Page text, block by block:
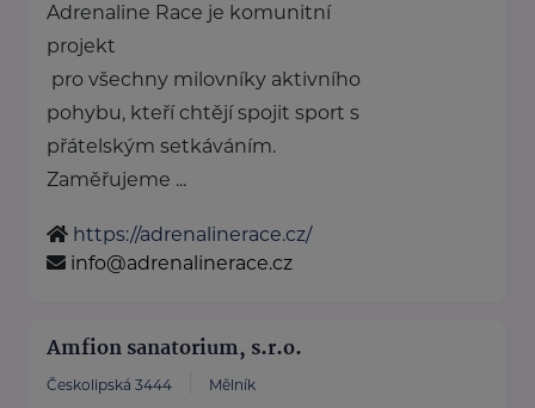
Adrenaline Race je komunitní
projekt
pro všechny milovníky aktivního
pohybu, kteří chtějí spojit sport s
přátelským setkáváním.
Zaměřujeme ...
https://adrenalinerace.cz/
info@adrenalinerace.cz
Amfion sanatorium, s.r.o.
Českolipská 3444 Mělník